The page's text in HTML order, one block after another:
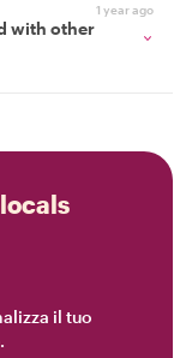
1 year ago
with other
il tuo